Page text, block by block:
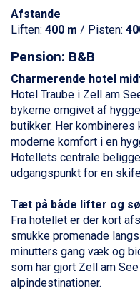
Saalbach fra DKK
Champoluc fra
Sestriere fra DKK
Wagrain fra DKK
Fieberbrunn fra
St. Anton fra DKK
Zell am See fra
Canazei fra DKK
Livigno fra DKK
Ponte di Legno fra
Bad Gastein fra
Alleghe fra DKK
Sauze dOulx fra
Arabba fra DKK
La Thuile fra DKK
Val Thorens fra
Cervinia fra DKK
Afstande
Liften: 400 m / Pisten:
Pension: B&B
Charmerende hotel
Hotel Traube i Zell am
bykerne omgivet af
butikker. Her
moderne komfort i en
Hotellets centrale
udgangspunkt for en
Tæt på både lifter og
Fra hotellet er der kort
smukke promenade
minutters gang væk og
som har gjort Zell am
alpindestinationer.